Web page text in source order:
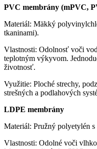
PVC membrány (mPVC,
Materiál: Mäkký
tkaninami).
Vlastnosti: Odolnosť voči
teplotným výkyvom.
životnosť.
Využitie: Ploché strechy,
strešných a podlahových
LDPE membrány
Materiál: Pružný polyetylén
Vlastnosti: Odolné voči